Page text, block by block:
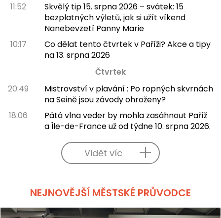
11:52
Skvělý tip 15. srpna 2026 – svátek: 15
bezplatných výletů, jak si užít víkend
Nanebevzetí Panny Marie
10:17
Co dělat tento čtvrtek v Paříži? Akce a tipy
na 13. srpna 2026
Čtvrtek
20:49
Mistrovství v plavání : Po ropných skvrnách
na Seině jsou závody ohroženy?
18:06
Pátá vlna veder by mohla zasáhnout Paříž
a Île-de-France už od týdne 10. srpna 2026.
Vidět víc
NEJNOVĚJŠÍ MĚSTSKÉ PRŮVODCE